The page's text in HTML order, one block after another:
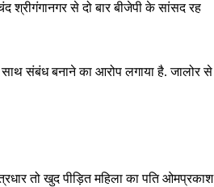
श्रीगंगानगर से दो बार बीजेपी के सांसद रह
संबंध बनाने का आरोप लगाया है. जालोर से
तो खुद पीड़ित महिला का पति ओमप्रकाश